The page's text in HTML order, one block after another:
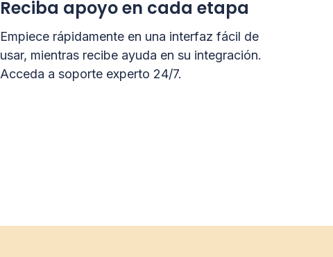
Reciba apoyo en cada etapa
Empiece rápidamente en una interfaz fácil de
usar, mientras recibe ayuda en su integración.
Acceda a soporte experto 24/7.